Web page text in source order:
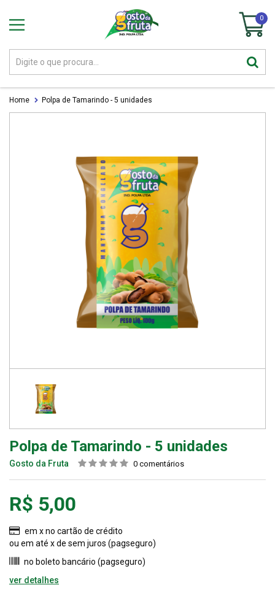
0
Home Polpa de Tamarindo - 5 unidades
Polpa de Tamarindo - 5 unidades
Gosto da Fruta 0 comentários
R$ 5,00
em x no cartão de crédito
ou em até x de sem juros (pagseguro)
no boleto bancário (pagseguro)
ver detalhes